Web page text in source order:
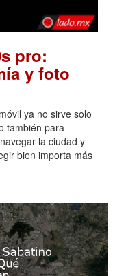
pro:
y foto
ya no sirve solo
también para
la ciudad y
bien importa más